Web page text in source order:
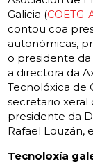
Galicia (COETG-
contou coa
autonómicas,
o presidente
a directora da
Tecnolóxica de
secretario xeral
presidente da
Rafael Louzán,
Tecnoloxía